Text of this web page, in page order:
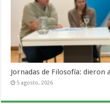
Jornadas de Filosofía:
5 agosto, 2026